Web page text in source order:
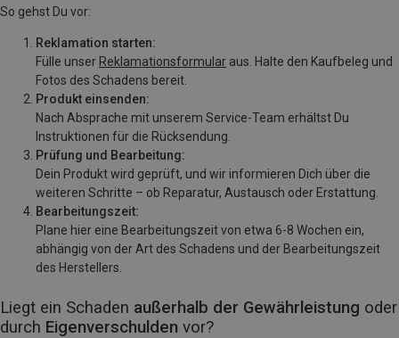
So gehst Du vor:
Reklamation starten:
Fülle unser Reklamationsformular aus. Halte den Kaufbeleg und
Fotos des Schadens bereit.
Produkt einsenden:
Nach Absprache mit unserem Service-Team erhältst Du
Instruktionen für die Rücksendung.
Prüfung und Bearbeitung:
Dein Produkt wird geprüft, und wir informieren Dich über die
weiteren Schritte – ob Reparatur, Austausch oder Erstattung.
Bearbeitungszeit:
Plane hier eine Bearbeitungszeit von etwa 6-8 Wochen ein,
abhängig von der Art des Schadens und der Bearbeitungszeit
des Herstellers.
Liegt ein Schaden außerhalb der Gewährleistung oder
durch Eigenverschulden vor?